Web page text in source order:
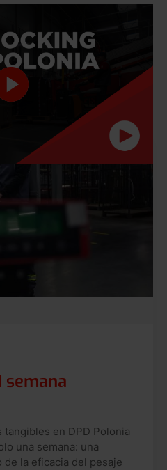
semana
en DPD Polonia
una semana: una
la eficacia del pesaje